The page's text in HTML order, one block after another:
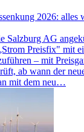
2026: alles
Salzburg AG
Preisfix" mit
– mit
ab wann der
mit dem neu…